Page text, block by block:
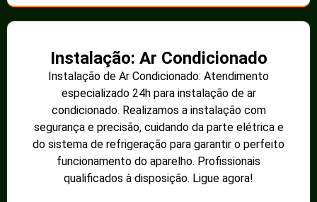
Instalação: Ar Condicionado
Instalação de Ar Condicionado: Atendimento
especializado 24h para instalação de ar
condicionado. Realizamos a instalação com
segurança e precisão, cuidando da parte elétrica e
do sistema de refrigeração para garantir o perfeito
funcionamento do aparelho. Profissionais
qualificados à disposição. Ligue agora!